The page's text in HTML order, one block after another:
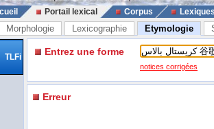
Portail lexical Corpus
Morphologie Lexicographie Etymologie
TLFi Entrez une forme
notices corrigées
Erreur